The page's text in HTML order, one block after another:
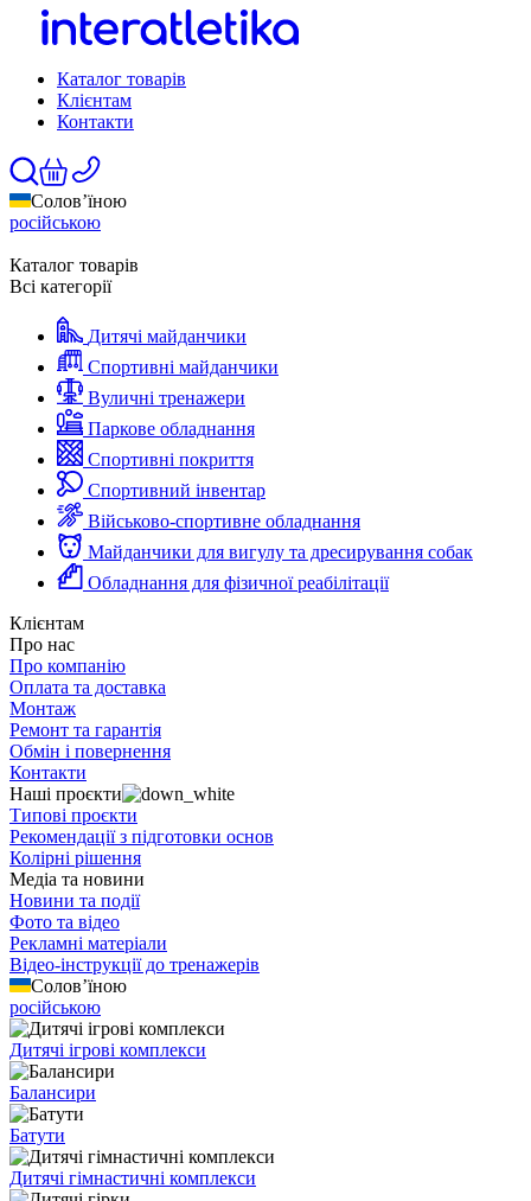
Каталог товарів
Клієнтам
Контакти
Солов’їною
російською
Каталог товарів
Всі категорії
Дитячі майданчики
Спортивні майданчики
Вуличні тренажери
Паркове обладнання
Спортивні покриття
Спортивний інвентар
Військово-спортивне обладнання
Майданчики для вигулу та дресирування собак
Обладнання для фізичної реабілітації
Клієнтам
Про нас
Про компанію
Оплата та доставка
Монтаж
Ремонт та гарантія
Обмін і повернення
Контакти
Наші проєкти
Типові проєкти
Рекомендації з підготовки основ
Колірні рішення
Медіа та новини
Новини та події
Фото та відео
Рекламні матеріали
Відео-інструкції до тренажерів
Солов’їною
російською
Дитячі ігрові комплекси
Балансири
Батути
Дитячі гімнастичні комплекси